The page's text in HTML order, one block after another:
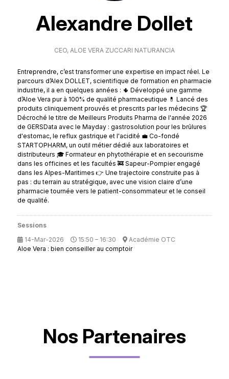
Alexandre Dollet
CEO, ALOE VERA ZUCCARI NATURANCIA
Entreprendre, c’est transformer une expertise en impact réel. Le
parcours d’Alex DOLLET, scientifique de formation en pharmacie
industrie, il a en quelques années : 🌵 Développé une gamme
d’Aloe Vera pur à 100% de qualité pharmaceutique 💊 Lancé des
produits cliniquement prouvés et prescrits par les médecins 🏆
Décroché le titre de Meilleurs Produits Pharma de l'année 2026
de GERSData avec le Mayday : gastrosolution pour les brûlures
d'estomac, le reflux gastrique et l'acidité 💼 Co-fondé
STARTOPHARM, un outil métier dédié aux laboratoires et
distributeurs 🎓 Formateur en phytothérapie et en secourisme
dans les officines et les facultés 🚒 Sapeur-Pompier engagé
dans les Alpes-Maritimes 👉 Une trajectoire construite pas à
pas : du terrain au stratégique, avec une vision claire d’une
pharmacie tournée vers le patient-consommateur et le conseil
de qualité.
Sessions
14-Mar-2026
15:50 – 16:30
Académie OTC
Aloe Vera : bien conseiller au comptoir
Nos Partenaires